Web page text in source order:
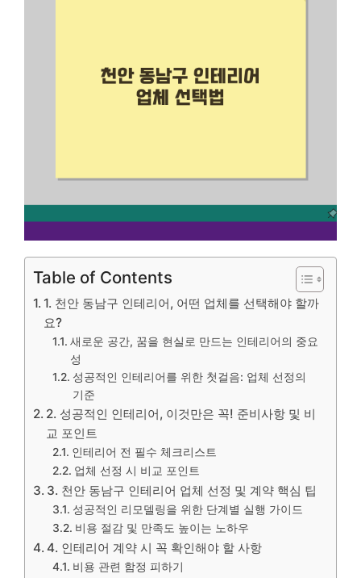
Table of Contents
1. 천안 동남구 인테리어, 어떤 업체를 선택해야 할까
요?
새로운 공간, 꿈을 현실로 만드는 인테리어의 중요
성
성공적인 인테리어를 위한 첫걸음: 업체 선정의
기준
2. 성공적인 인테리어, 이것만은 꼭! 준비사항 및 비
교 포인트
인테리어 전 필수 체크리스트
업체 선정 시 비교 포인트
3. 천안 동남구 인테리어 업체 선정 및 계약 핵심 팁
성공적인 리모델링을 위한 단계별 실행 가이드
비용 절감 및 만족도 높이는 노하우
4. 인테리어 계약 시 꼭 확인해야 할 사항
비용 관련 함정 피하기